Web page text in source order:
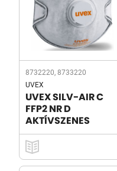
8732220, 8733220
UVEX
UVEX SILV-AIR C
FFP2 NR D
AKTÍVSZENES